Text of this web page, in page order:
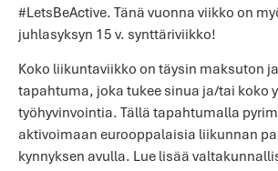
#LetsBeActive. Tänä vuonna viikko on
juhlasyksyn 15 v. synttäriviikko!
Koko liikuntaviikko on täysin maksuton
tapahtuma, joka tukee sinua ja/tai koko
työhyvinvointia. Tällä tapahtumalla
aktivoimaan eurooppalaisia liikunnan
kynnyksen avulla. Lue lisää